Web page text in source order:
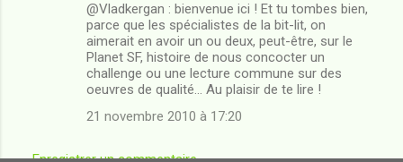
@Vladkergan : bienvenue ici ! Et tu tombes bien,
parce que les spécialistes de la bit-lit, on
aimerait en avoir un ou deux, peut-être, sur le
Planet SF, histoire de nous concocter un
challenge ou une lecture commune sur des
oeuvres de qualité... Au plaisir de te lire !
21 novembre 2010 à 17:20